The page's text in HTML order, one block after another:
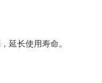
延长使用寿命。